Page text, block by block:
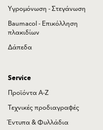
Υγρομόνωση - Στεγάνωση
Baumacol - Επικόλληση
πλακιδίων
Δάπεδα
Service
Προϊόντα Α-Ζ
Τεχνικές προδιαγραφές
Έντυπα & Φυλλάδια